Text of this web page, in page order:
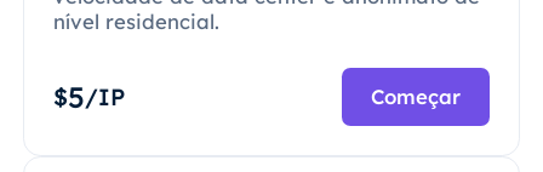
nível residencial.
$5/IP Começar